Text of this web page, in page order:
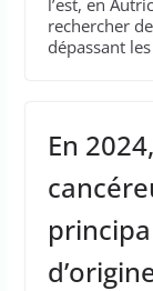
rechercher
dépassant
En